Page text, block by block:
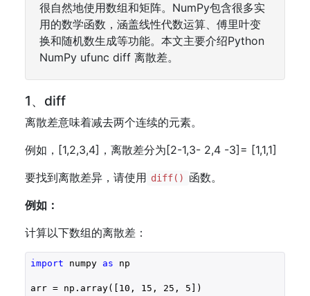
很自然地使用数组和矩阵。NumPy包含很多实
用的数学函数，涵盖线性代数运算、傅里叶变
换和随机数生成等功能。本文主要介绍Python
NumPy ufunc diff 离散差。
1、diff
离散差意味着减去两个连续的元素。
例如，[1,2,3,4]，离散差分为[2-1,3- 2,4 -3]= [1,1,1]
要找到离散差异，请使用 diff()
函数。
例如：
计算以下数组的离散差：
import numpy as np
arr = np.array([ 10 , 15 , 25 , 5 ])